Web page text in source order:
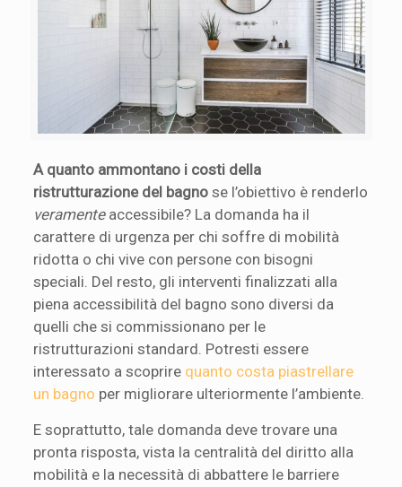
A quanto ammontano i costi della
ristrutturazione del bagnose l’obiettivo è renderlo
veramenteaccessibile? La domanda ha il
carattere di urgenza per chi soffre di mobilità
ridotta o chi vive con persone con bisogni
speciali. Del resto, gli interventi finalizzati alla
piena accessibilità del bagno sono diversi da
quelli che si commissionano per le
ristrutturazioni standard. Potresti essere
interessato a scoprire quanto costa piastrellare
un bagno per migliorare ulteriormente l’ambiente.
E soprattutto, tale domanda deve trovare una
pronta risposta, vista la centralità del diritto alla
mobilità e la necessità di abbattere le barriere